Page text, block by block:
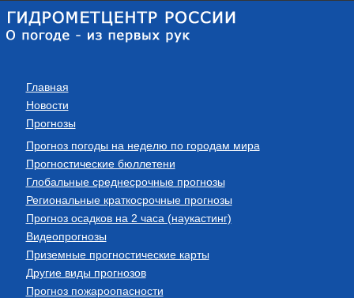
Главная
Новости
Прогнозы
Прогноз погоды на неделю по городам мира
Прогностические бюллетени
Глобальные среднесрочные прогнозы
Региональные краткосрочные прогнозы
Прогноз осадков на 2 часа (наукастинг)
Видеопрогнозы
Приземные прогностические карты
Другие виды прогнозов
Прогноз пожароопасности